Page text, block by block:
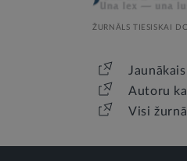
ŽURNĀLS TIESISKAI
Autoru
Visi